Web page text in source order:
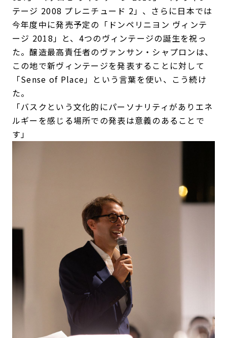
テージ 2008 プレニチュード 2」、さらに日本では
今年度中に発売予定の「ドンペリニヨン ヴィンテ
ージ 2018」と、4つのヴィンテージの誕生を祝っ
た。醸造最高責任者のヴァンサン・シャプロンは、
この地で新ヴィンテージを発表することに対して
「Sense of Place」という言葉を使い、こう続け
た。
「バスクという文化的にパーソナリティがありエネ
ルギーを感じる場所での発表は意義のあることで
す」